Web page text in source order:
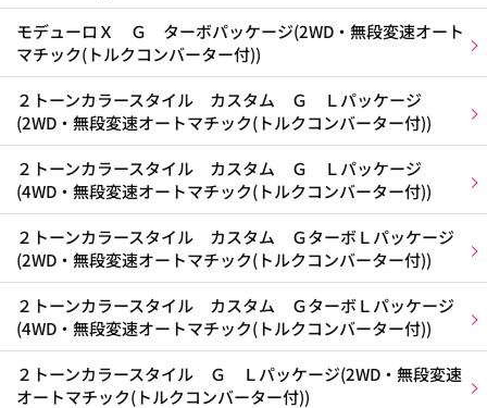
モデューロＸ Ｇ ターボパッケージ(2WD・無段変速オート
マチック(トルクコンバーター付))
２トーンカラースタイル カスタム Ｇ Ｌパッケージ
(2WD・無段変速オートマチック(トルクコンバーター付))
２トーンカラースタイル カスタム Ｇ Ｌパッケージ
(4WD・無段変速オートマチック(トルクコンバーター付))
２トーンカラースタイル カスタム ＧターボＬパッケージ
(2WD・無段変速オートマチック(トルクコンバーター付))
２トーンカラースタイル カスタム ＧターボＬパッケージ
(4WD・無段変速オートマチック(トルクコンバーター付))
２トーンカラースタイル Ｇ Ｌパッケージ(2WD・無段変速
オートマチック(トルクコンバーター付))